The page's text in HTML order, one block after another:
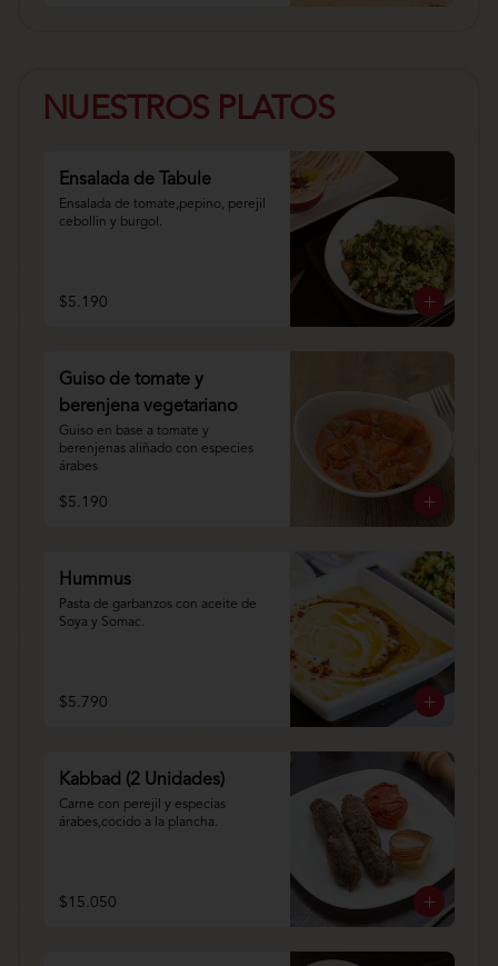
NUESTROS PLATOS
Ensalada de Tabule
Ensalada de tomate,pepino, perejil
cebollin y burgol.
$5.190
Guiso de tomate y
berenjena vegetariano
Guiso en base a tomate y
berenjenas aliñado con especies
árabes
$5.190
Hummus
Pasta de garbanzos con aceite de
Soya y Somac.
$5.790
Kabbad (2 Unidades)
Carne con perejil y especias
árabes,cocido a la plancha.
$15.050